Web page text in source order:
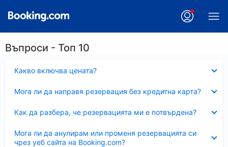
Въпроси - Топ 10
Какво включва цената?
Мога ли да направя резервация без кредитна карта?
Как да разбера, че резервацията ми е потвърдена?
Мога ли да анулирам или променя резервацията си
чрез уеб сайта на Booking.com?